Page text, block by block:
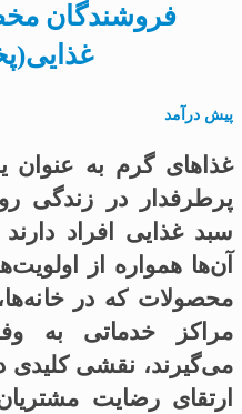
فروشندگان
پیش درآمد
غذاهای گرم به عنوان
پرطرفدار در زندگی
سبد غذایی افراد
آن‌ها همواره از
محصولات که در
مراکز خدماتی به
می‌گیرند، نقشی کلیدی
ارتقای رضایت